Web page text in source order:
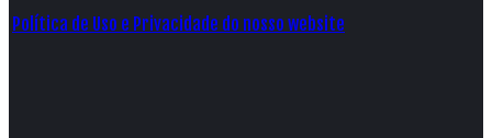
Política de Uso e Privacidade do nosso website